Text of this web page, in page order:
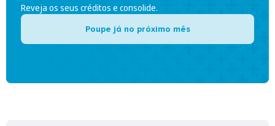
Reveja os seus créditos e consolide.
Poupe já no próximo mês